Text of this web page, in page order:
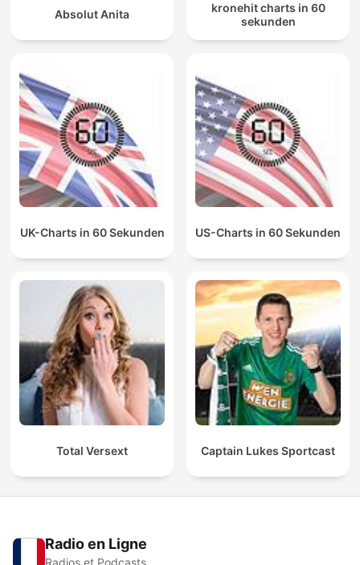
Absolut Anita
kronehit charts in 60
sekunden
UK-Charts in 60 Sekunden US-Charts in 60 Sekunden
Total Versext Captain Lukes Sportcast
Radio en Ligne